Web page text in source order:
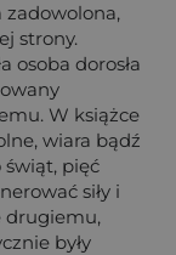
zadowolona,
strony.
osoba dorosła
W książce
wiara bądź
świąt, pięć
siły i
drugiemu,
były